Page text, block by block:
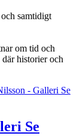
samtidigt
om tid och
historier och
- Galleri Se
Se